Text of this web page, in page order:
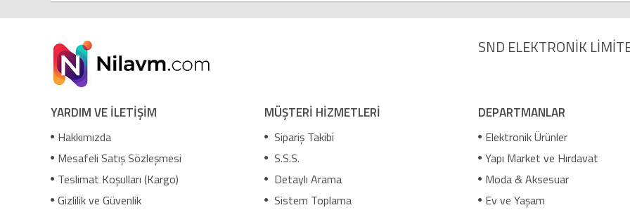
SND ELEKTRONİK
YARDIM VE İLETİŞİM
Hakkımızda
Mesafeli Satış Sözleşmesi
Teslimat Koşulları (Kargo)
Gizlilik ve Güvenlik
MÜŞTERİ HİZMETLERİ
Sipariş Takibi
S.S.S.
Detaylı Arama
Sistem Toplama
DEPARTMANLAR
Elektronik Ürünler
Yapı Market ve Hırdavat
Moda & Aksesuar
Ev ve Yaşam